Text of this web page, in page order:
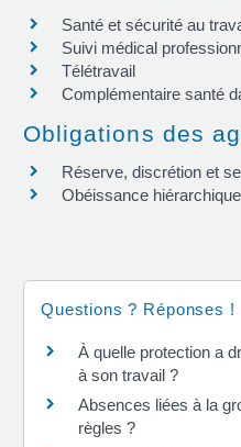
Santé et sécurité au
Suivi médical
Télétravail
Complémentaire santé
Obligations des
Réserve, discrétion et
Obéissance hiérarchique
Questions ? Réponses !
À quelle protection a
à son travail ?
Absences liées à la
règles ?